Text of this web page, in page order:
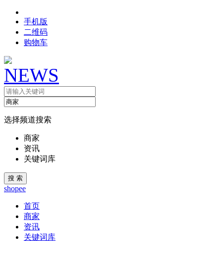
手机版
二维码
购物车
选择频道搜索
商家
资讯
关键词库
shopee
首页
商家
资讯
关键词库